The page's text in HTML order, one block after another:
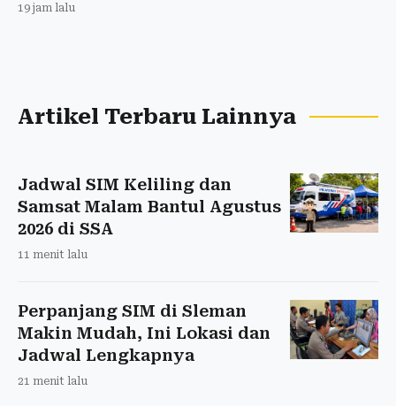
19 jam lalu
Artikel Terbaru Lainnya
Jadwal SIM Keliling dan
Samsat Malam Bantul Agustus
2026 di SSA
11 menit lalu
Perpanjang SIM di Sleman
Makin Mudah, Ini Lokasi dan
Jadwal Lengkapnya
21 menit lalu